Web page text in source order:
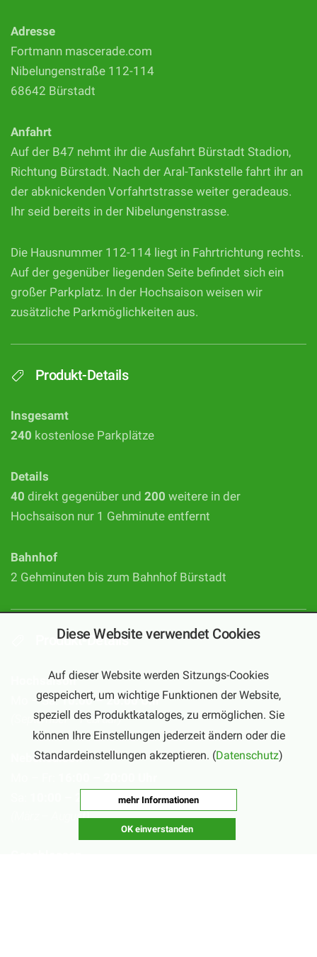
Adresse
Fortmann mascerade.com
Nibelungenstraße 112-114
68642 Bürstadt
Anfahrt
Auf der B47 nehmt ihr die Ausfahrt Bürstadt Stadion,
Richtung Bürstadt. Nach der Aral-Tankstelle fahrt ihr an
der abknickenden Vorfahrtstrasse weiter geradeaus.
Ihr seid bereits in der Nibelungenstrasse.
Die Hausnummer 112-114 liegt in Fahrtrichtung rechts.
Auf der gegenüber liegenden Seite befindet sich ein
großer Parkplatz. In der Hochsaison weisen wir
zusätzliche Parkmöglichkeiten aus.
Produkt-Details
Insgesamt
240 kostenlose Parkplätze
Details
40 direkt gegenüber und 200 weitere in der
Hochsaison nur 1 Gehminute entfernt
Bahnhof
2 Gehminuten bis zum Bahnhof Bürstadt
Produkt-Details
Hochsaison
Mo – Sa:10:00 – 20:00 Uhr
(September – Februar)
Nebensaison
10:00 – 20:00 Uhr
(März – August)
Diese Website verwendet Cookies
Auf dieser Website werden Sitzungs-Cookies
gespeichert, um wichtige Funktionen der Website,
speziell des Produktkataloges, zu ermöglichen. Sie
können Ihre Einstellungen jederzeit ändern oder die
Standardeinstellungen akzeptieren. (Datenschutz)
mehr Informationen
OK einverstanden